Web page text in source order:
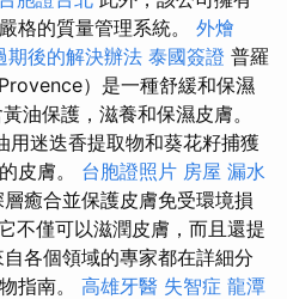
格的質量管理系統。 外燴
期後的解決辦法 泰國簽證 普羅
Provence）是一種舒緩和保濕
油保護，滋養和保濕皮膚。
用迷迭香提取物和葵花籽捕獲
皮膚。 台胞證照片 房屋 漏水
癒合並保護皮膚免受環境損
不僅可以滋潤皮膚，而且還提
各個領域的專家都在詳細分
指南。 高雄牙醫 失智症 龍潭